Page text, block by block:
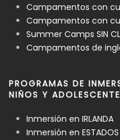
Campamentos con
Campamentos con
Summer Camps SIN
Campamentos de
PROGRAMAS DE
NIÑOS Y
Inmersión en IRLANDA
Inmersión en ESTADOS